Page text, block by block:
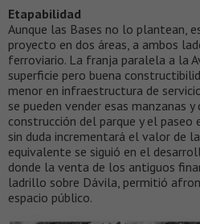
Etapabilidad
Aunque las Bases no lo plantean,
proyecto en dos áreas, a ambos
ferroviario. La franja paralela a la
superficie pero buena
menor en infraestructura de
se pueden vender esas manzanas
construcción del parque y el
sin duda incrementará el valor de
equivalente se siguió en el
donde la venta de los antiguos
ladrillo sobre Dávila, permitió
espacio público.